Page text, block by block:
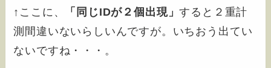
↑ここに、 「同じIDが２個出現」すると２重計
測間違いないらしいんですが。いちおう出てい
ないですね・・・。